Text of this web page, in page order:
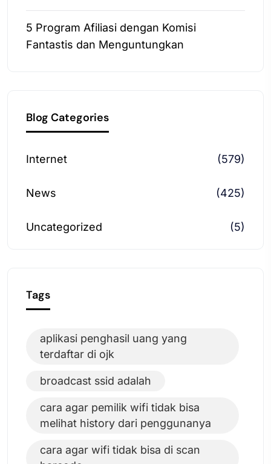
5 Program Afiliasi dengan Komisi
Fantastis dan Menguntungkan
Blog Categories
Internet (579)
News (425)
Uncategorized (5)
Tags
aplikasi penghasil uang yang
terdaftar di ojk
broadcast ssid adalah
cara agar pemilik wifi tidak bisa
melihat history dari penggunanya
cara agar wifi tidak bisa di scan